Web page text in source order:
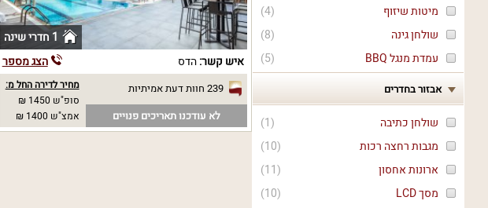
(
4
)
מיטות שיזוף
(
8
)
שולחן גינה
(
5
) עמדת מנגל BBQ
אבזור בחדרים
(
1
)
שולחן כתיבה
(
10
)
מגבות רחצה רכות
(
11
)
ארונות אחסון
(
10
)
מסך LCD
1 חדרי שינה
איש קשר:הדס הצג מספר
239 חוות דעת אמיתיות
לא עודכנו תאריכים פנויים
מחיר לדירה החל מ:
סופ"ש 1450 ₪
אמצ"ש 1400 ₪